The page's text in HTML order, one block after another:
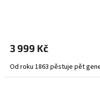
3 999 Kč
Od roku 1863 pěstuje pět